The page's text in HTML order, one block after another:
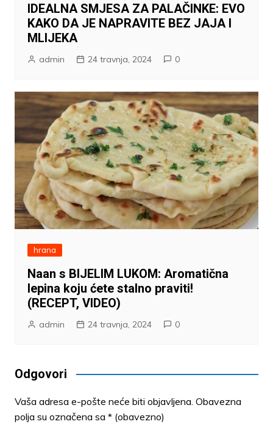
IDEALNA SMJESA ZA PALAČINKE: EVO
KAKO DA JE NAPRAVITE BEZ JAJA I
MLIJEKA
admin 24 travnja, 2024 0
hrana
Naan s BIJELIM LUKOM: Aromatična
lepina koju ćete stalno praviti!
(RECEPT, VIDEO)
admin 24 travnja, 2024 0
Odgovori
Vaša adresa e-pošte neće biti objavljena. Obavezna
polja su označena sa * (obavezno)